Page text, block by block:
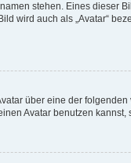
stehen. Eines dieser
wird auch als „Avatar“
über eine der
Avatar benutzen